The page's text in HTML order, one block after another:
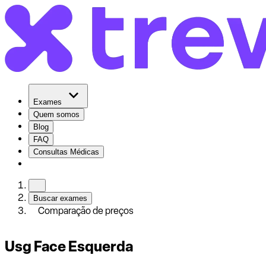
Exames
Quem somos
Blog
FAQ
Consultas Médicas
Buscar exames
Comparação de preços
Usg Face Esquerda